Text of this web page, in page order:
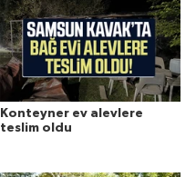
Konteyner ev alevlere
teslim oldu